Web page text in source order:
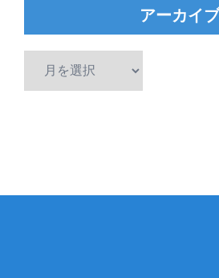
アーカイブ